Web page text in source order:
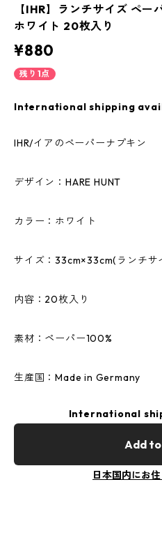
【IHR】ランチサイズ ペ
ホワイト 20枚入り
¥880
残り1点
International shipping
IHR/イアのペーパーナプキン
デザイン：HARE HUNT
カラー：ホワイト
サイズ：33cm×33cm(ランチサ
内容：20枚入り
素材：ペーパー100%
生産国：Made in Germany
International
Add
日本国内にお